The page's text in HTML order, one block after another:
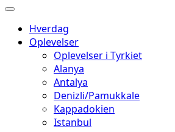
Hverdag
Oplevelser
Oplevelser i Tyrkiet
Alanya
Antalya
Denizli/Pamukkale
Kappadokien
Istanbul